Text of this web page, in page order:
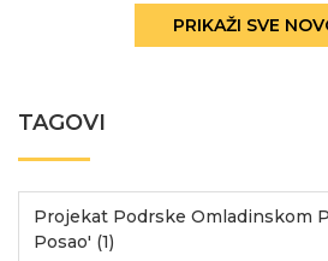
PRIKAŽI SVE
TAGOVI
Projekat Podrske Omladinskom
Posao' (1)